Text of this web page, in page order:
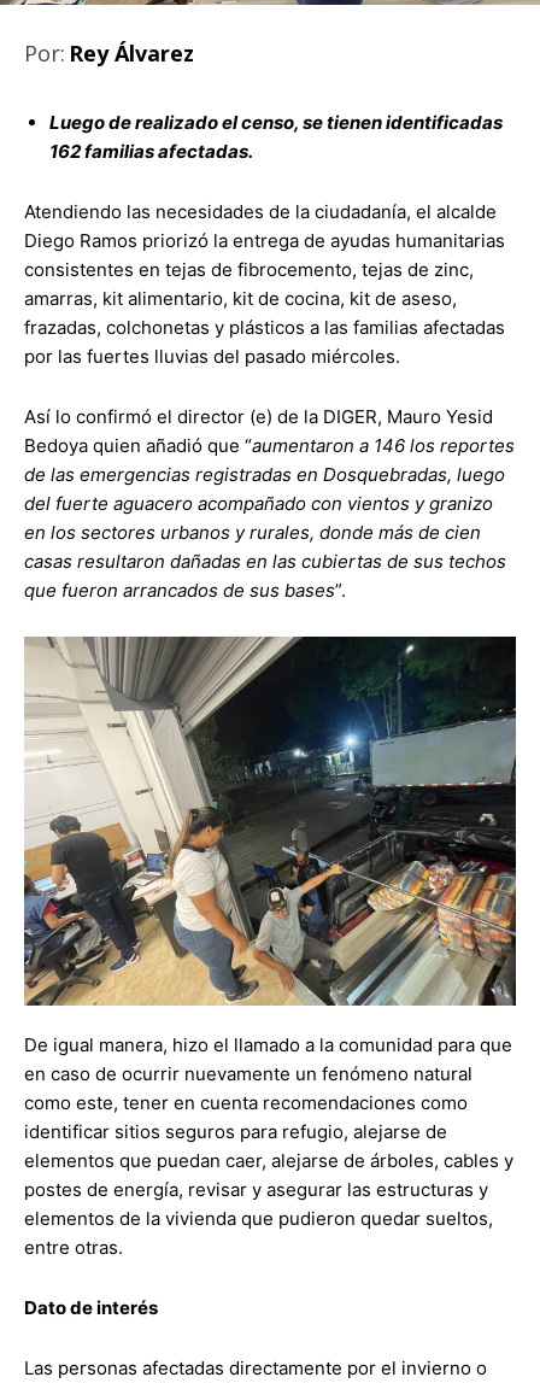
Por: Rey Álvarez
Luego de realizado el censo, se tienen identificadas
162 familias afectadas.
Atendiendo las necesidades de la ciudadanía, el alcalde
Diego Ramos priorizó la entrega de ayudas humanitarias
consistentes en tejas de fibrocemento, tejas de zinc,
amarras, kit alimentario, kit de cocina, kit de aseso,
frazadas, colchonetas y plásticos a las familias afectadas
por las fuertes lluvias del pasado miércoles.
Así lo confirmó el director (e) de la DIGER, Mauro Yesid
Bedoya quien añadió que “aumentaron a 146 los reportes
de las emergencias registradas en Dosquebradas, luego
del fuerte aguacero acompañado con vientos y granizo
en los sectores urbanos y rurales, donde más de cien
casas resultaron dañadas en las cubiertas de sus techos
que fueron arrancados de sus bases”.
De igual manera, hizo el llamado a la comunidad para que
en caso de ocurrir nuevamente un fenómeno natural
como este, tener en cuenta recomendaciones como
identificar sitios seguros para refugio, alejarse de
elementos que puedan caer, alejarse de árboles, cables y
postes de energía, revisar y asegurar las estructuras y
elementos de la vivienda que pudieron quedar sueltos,
entre otras.
Dato de interés
Las personas afectadas directamente por el invierno o